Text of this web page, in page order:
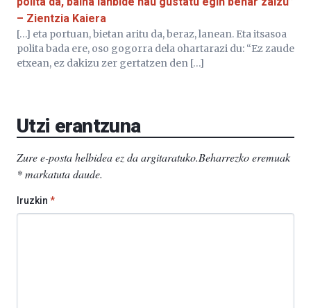
– Zientzia Kaiera
[…] eta portuan, bietan aritu da, beraz, lanean. Eta itsasoa
polita bada ere, oso gogorra dela ohartarazi du: “Ez zaude
etxean, ez dakizu zer gertatzen den […]
Utzi erantzuna
Zure e-posta helbidea ez da argitaratuko.Beharrezko eremuak
*markatuta daude.
Iruzkin *